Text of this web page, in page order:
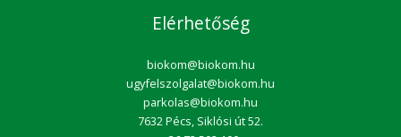
Elérhetőség
biokom@biokom.hu
ugyfelszolgalat@biokom.hu
parkolas@biokom.hu
7632 Pécs, Siklósi út 52.